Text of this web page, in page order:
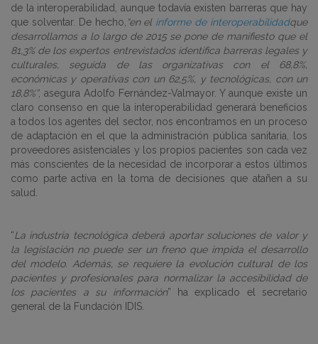
de la interoperabilidad, aunque todavía existen barreras que hay
que solventar. De hecho, “en el informe de interoperabilidadque
desarrollamos a lo largo de 2015 se pone de manifiesto que el
81,3% de los expertos entrevistados identifica barreras legales y
culturales, seguida de las organizativas con el 68,8%,
económicas y operativas con un 62,5%, y tecnológicas, con un
18,8%”, asegura Adolfo Fernández-Valmayor. Y aunque existe un
claro consenso en que la interoperabilidad generará beneficios
a todos los agentes del sector, nos encontramos en un proceso
de adaptación en el que la administración pública sanitaria, los
proveedores asistenciales y los propios pacientes son cada vez
más conscientes de la necesidad de incorporar a estos últimos
como parte activa en la toma de decisiones que atañen a su
salud.
“La industria tecnológica deberá aportar soluciones de valor y
la legislación no puede ser un freno que impida el desarrollo
del modelo. Además, se requiere la evolución cultural de los
pacientes y profesionales para normalizar la accesibilidad de
los pacientes a su información” ha explicado el secretario
general de la Fundación IDIS.